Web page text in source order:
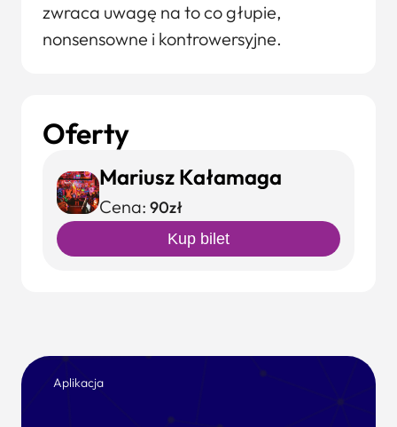
zwraca uwagę na to co głupie,
nonsensowne i kontrowersyjne.
Oferty
Mariusz Kałamaga
Cena: 90zł
Kup bilet
Aplikacja